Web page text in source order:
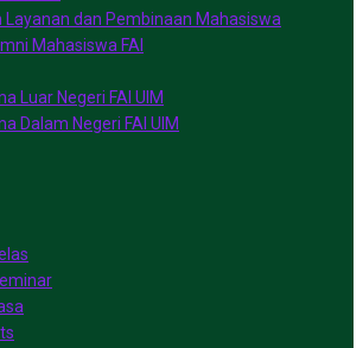
Layanan dan Pembinaan Mahasiswa
Mahasiswa FAI
Luar Negeri FAI UIM
Dalam Negeri FAI UIM